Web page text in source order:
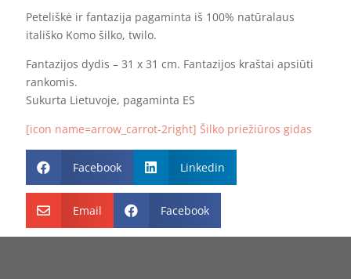
Peteliškė ir fantazija pagaminta iš 100% natūralaus
itališko Komo šilko, twilo.
Fantazijos dydis – 31 x 31 cm. Fantazijos kraštai apsiūti
rankomis.
Sukurta Lietuvoje, pagaminta ES
[icon name=arrow_carrot-2right] Šilko priežiūros gidas
 Facebook  Linkedin
 Email  Facebook